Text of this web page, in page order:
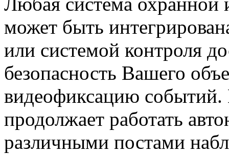
может быть
или системой контроля
безопасность Вашего
видеофиксацию событий.
продолжает работать
различными постами